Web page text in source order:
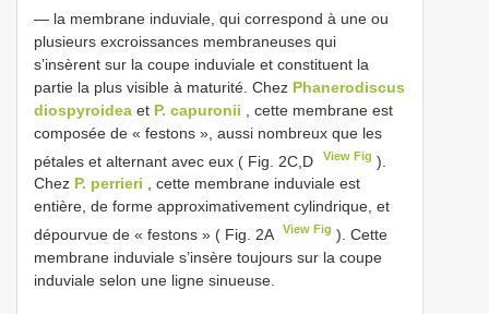
— la membrane induviale, qui correspond à une ou
plusieurs excroissances membraneuses qui
s’insèrent sur la coupe induviale et constituent la
partie la plus visible à maturité. Chez Phanerodiscus
diospyroidea et P. capuronii , cette membrane est
composée de « festons », aussi nombreux que les
pétales et alternant avec eux ( Fig. 2C,D
View Fig ).
Chez P. perrieri , cette membrane induviale est
entière, de forme approximativement cylindrique, et
dépourvue de « festons » ( Fig. 2A
View Fig ). Cette
membrane induviale s’insère toujours sur la coupe
induviale selon une ligne sinueuse.